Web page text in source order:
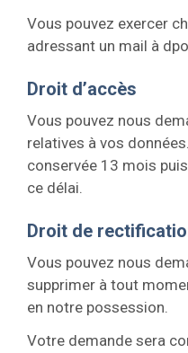
Vous pouvez exercer
adressant un mail à
Droit d’accès
Vous pouvez nous
relatives à vos
conservée 13 mois
ce délai.
Droit de
Vous pouvez nous
supprimer à tout
en notre possession.
Votre demande sera